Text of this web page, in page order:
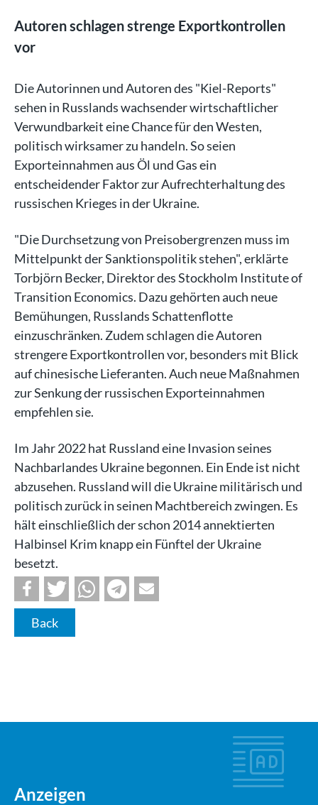
Autoren schlagen strenge Exportkontrollen
vor
Die Autorinnen und Autoren des "Kiel-Reports"
sehen in Russlands wachsender wirtschaftlicher
Verwundbarkeit eine Chance für den Westen,
politisch wirksamer zu handeln. So seien
Exporteinnahmen aus Öl und Gas ein
entscheidender Faktor zur Aufrechterhaltung des
russischen Krieges in der Ukraine.
"Die Durchsetzung von Preisobergrenzen muss im
Mittelpunkt der Sanktionspolitik stehen", erklärte
Torbjörn Becker, Direktor des Stockholm Institute of
Transition Economics. Dazu gehörten auch neue
Bemühungen, Russlands Schattenflotte
einzuschränken. Zudem schlagen die Autoren
strengere Exportkontrollen vor, besonders mit Blick
auf chinesische Lieferanten. Auch neue Maßnahmen
zur Senkung der russischen Exporteinnahmen
empfehlen sie.
Im Jahr 2022 hat Russland eine Invasion seines
Nachbarlandes Ukraine begonnen. Ein Ende ist nicht
abzusehen. Russland will die Ukraine militärisch und
politisch zurück in seinen Machtbereich zwingen. Es
hält einschließlich der schon 2014 annektierten
Halbinsel Krim knapp ein Fünftel der Ukraine
besetzt.
Back
Anzeigen